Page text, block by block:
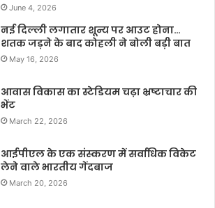
June 4, 2026
नई दिल्ली लगातार शून्य पर आउट होना…
शतक जड़ने के बाद कोहली ने बोली बड़ी बात
May 16, 2026
आवास विकास का स्टेडियम चढ़ा भ्रष्टाचार की
भेंट
March 22, 2026
आईपीएल के एक संस्करण में सर्वाधिक विकेट
लेने वाले भारतीय गेंदबाज
March 20, 2026